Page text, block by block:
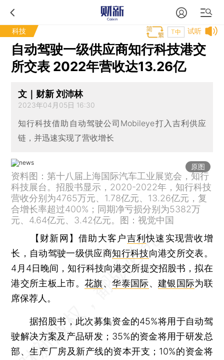
科技 试听
T中
自动驾驶一级供应商知行科技港交
所交表 2022年营收达13.26亿
文｜财新 刘沛林
2023年04月05日 16:30
知行科技借助自动驾驶公司Mobileye打入吉利供应
链，并迅速实现了营收增长
原图
资料图：第十八届上海国际汽车工业展览会，知行
科技展台。招股书显示，2020-2022年，知行科技
营收分别为4765万元、1.78亿元、13.26亿元，复
合增长率超过400%；同期净亏损分别为5382万
元、4.64亿元、3.42亿元。图：视觉中国
【财新网】借助大客户吉利快速实现营收增
长，自动驾驶一级供应商知行科技向港交所交表。
4月4日晚间，知行科技向港交所提交招股书，拟在
港交所主板上市。花旗、华泰国际、 建银国际为联
席保荐人。
据招股书，此次募集资金的45%将用于自动驾
驶解决方案及产品研发；35%的资金将用于研发总
部、生产厂房及新产线的资本开支；10%的资金将